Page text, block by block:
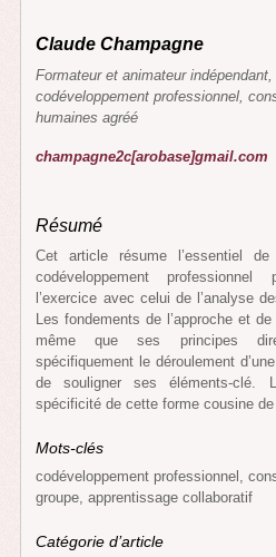
Claude Champagne
Formateur et animateur
codéveloppement professionnel,
humaines agréé
champagne2c[arobase]gmail.com
Résumé
Cet article résume l’essentiel
codéveloppement professionnel
l’exercice avec celui de l’analyse
Les fondements de l’approche et
même que ses principes
spécifiquement le déroulement
de souligner ses éléments-clé.
spécificité de cette forme cousine
Mots-clés
codéveloppement professionnel,
groupe, apprentissage collaboratif
Catégorie d’article